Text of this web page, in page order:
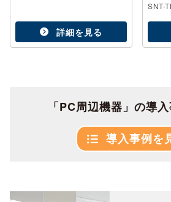
詳細を見る
SNT-
「PC周辺機器」の導
導入事例を